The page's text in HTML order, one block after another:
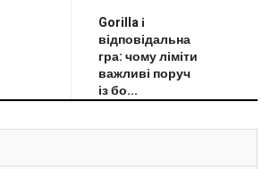
Gorilla і
відповідальна
гра: чому ліміти
важливі поруч
із бо...